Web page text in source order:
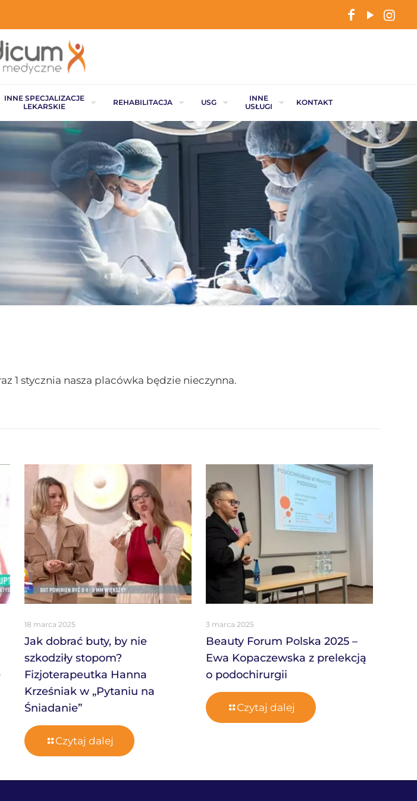
INNE SPECJALIZACJE
LEKARSKIE
REHABILITACJA USG
INNE
USŁUGI
KONTAKT
1 stycznia nasza placówka będzie nieczynna.
18 marca 2025
Jak dobrać buty, by nie
szkodziły stopom?
Fizjoterapeutka Hanna
Krześniak w „Pytaniu na
Śniadanie”
Czytaj dalej
3 marca 2025
Beauty Forum Polska 2025 –
Ewa Kopaczewska z prelekcją
o podochirurgii
Czytaj dalej